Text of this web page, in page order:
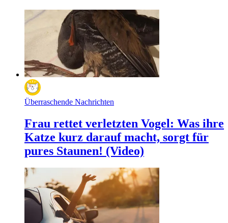
Überraschende Nachrichten
Frau rettet verletzten Vogel: Was ihre
Katze kurz darauf macht, sorgt für
pures Staunen! (Video)